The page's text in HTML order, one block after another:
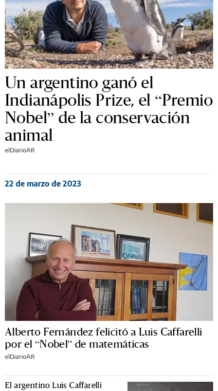
Un argentino ganó el
Indianápolis Prize, el “Premio
Nobel” de la conservación
animal
elDiarioAR
22 de marzo de 2023
Alberto Fernández felicitó a Luis Caffarelli
por el “Nobel” de matemáticas
elDiarioAR
El argentino Luis Caffarelli